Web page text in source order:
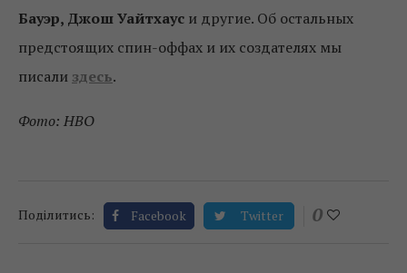
Бауэр, Джош Уайтхаус и другие. Об остальных
предстоящих спин-оффах и их создателях мы
писали здесь.
Фото: HBO
Поділитись: Facebook Twitter 0